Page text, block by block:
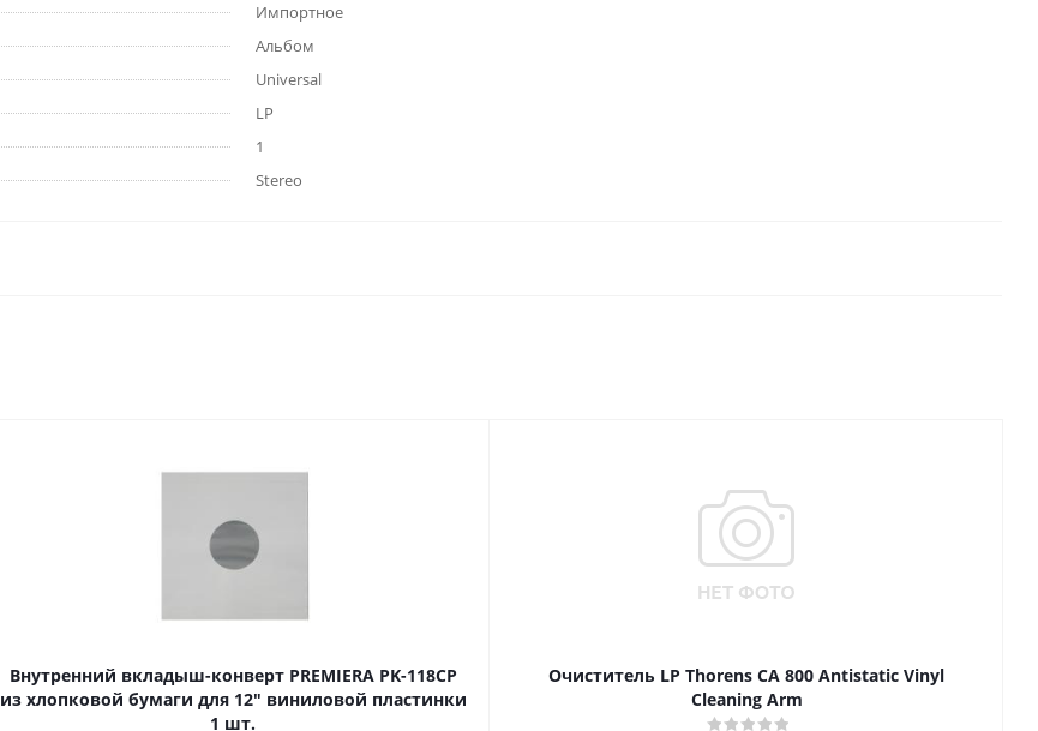
Импортное
Альбом
Universal
LP
1
Stereo
Внутренний вкладыш-конверт PREMIERA PK-118CP
из хлопковой бумаги для 12" виниловой пластинки
1 шт.
Очиститель LP Thorens CA 800 Antistatic Vinyl
Cleaning Arm